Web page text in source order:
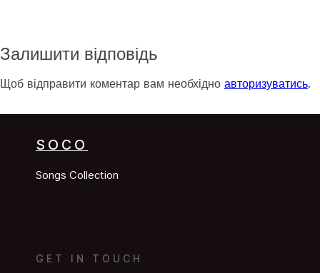
Залишити відповідь
Щоб відправити коментар вам необхідно авторизуватись.
SOCO
Songs Collection
GET IN TOUCH